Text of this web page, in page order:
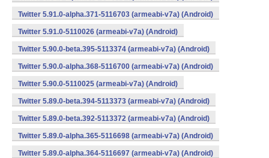
Twitter 5.91.0-alpha.371-5116703 (armeabi-v7a) (Android)
Twitter 5.91.0-5110026 (armeabi-v7a) (Android)
Twitter 5.90.0-beta.395-5113374 (armeabi-v7a) (Android)
Twitter 5.90.0-alpha.368-5116700 (armeabi-v7a) (Android)
Twitter 5.90.0-5110025 (armeabi-v7a) (Android)
Twitter 5.89.0-beta.394-5113373 (armeabi-v7a) (Android)
Twitter 5.89.0-beta.392-5113372 (armeabi-v7a) (Android)
Twitter 5.89.0-alpha.365-5116698 (armeabi-v7a) (Android)
Twitter 5.89.0-alpha.364-5116697 (armeabi-v7a) (Android)